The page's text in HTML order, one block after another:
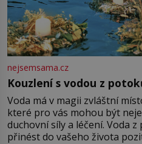
nejsemsama.cz
Kouzlení s vodou z
Voda má v magii zvláštní
které pro vás mohou být
duchovní síly a léčení. Voda
přinést do vašeho života